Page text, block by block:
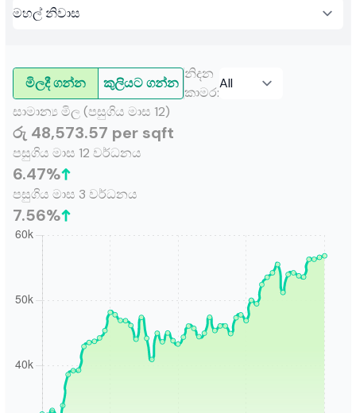
මිලදී ගන්න කුලියට ගන්න
නිදන
කාමර:
සාමාන්‍ය මිල (පසුගිය මාස 12)
රු 48,573.57 per sqft
පසුගිය මාස 12 වර්ධනය
6.47%
පසුගිය මාස 3 වර්ධනය
7.56%